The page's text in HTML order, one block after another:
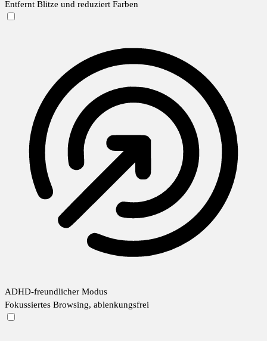
Entfernt Blitze und reduziert Farben
ADHD-freundlicher Modus
Fokussiertes Browsing, ablenkungsfrei